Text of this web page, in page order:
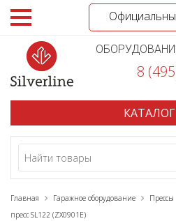
8
КАТАЛОГ
Главная Гаражное оборудование Прессы
пресс SL122 (ZX0901Е)